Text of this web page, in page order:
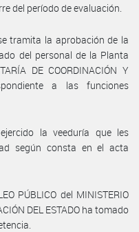
del período de evaluación.
tramita la aprobación de la
del personal de la Planta
DE COORDINACIÓN Y
a las funciones
la veeduría que les
según consta en el acta
PÚBLICO del MINISTERIO
DEL ESTADO ha tomado